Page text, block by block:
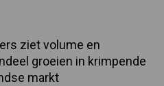
ziet volume en
groeien in krimpende
markt